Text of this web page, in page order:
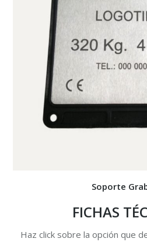
Soporte
FICHAS
Haz click sobre la opción que